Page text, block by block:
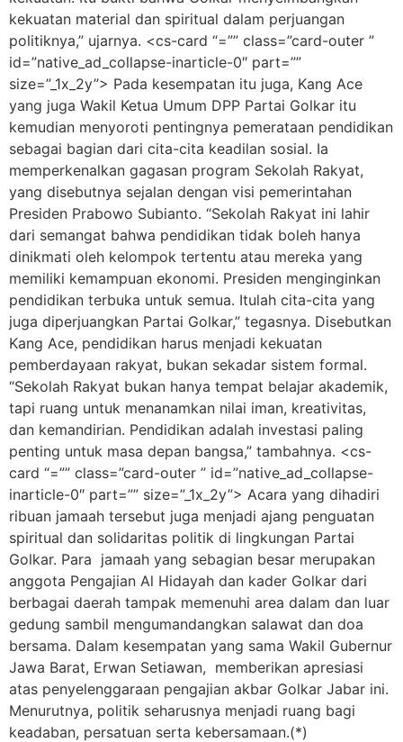
kekuatan material dan spiritual dalam perjuangan
politiknya,” ujarnya. <cs-card “=”” class=”card-outer ”
id=”native_ad_collapse-inarticle-0″ part=””
size=”_1x_2y”> Pada kesempatan itu juga, Kang Ace
yang juga Wakil Ketua Umum DPP Partai Golkar itu
kemudian menyoroti pentingnya pemerataan pendidikan
sebagai bagian dari cita-cita keadilan sosial. Ia
memperkenalkan gagasan program Sekolah Rakyat,
yang disebutnya sejalan dengan visi pemerintahan
Presiden Prabowo Subianto. “Sekolah Rakyat ini lahir
dari semangat bahwa pendidikan tidak boleh hanya
dinikmati oleh kelompok tertentu atau mereka yang
memiliki kemampuan ekonomi. Presiden menginginkan
pendidikan terbuka untuk semua. Itulah cita-cita yang
juga diperjuangkan Partai Golkar,” tegasnya. Disebutkan
Kang Ace, pendidikan harus menjadi kekuatan
pemberdayaan rakyat, bukan sekadar sistem formal.
“Sekolah Rakyat bukan hanya tempat belajar akademik,
tapi ruang untuk menanamkan nilai iman, kreativitas,
dan kemandirian. Pendidikan adalah investasi paling
penting untuk masa depan bangsa,” tambahnya. <cs-
card “=”” class=”card-outer ” id=”native_ad_collapse-
inarticle-0″ part=”” size=”_1x_2y”> Acara yang dihadiri
ribuan jamaah tersebut juga menjadi ajang penguatan
spiritual dan solidaritas politik di lingkungan Partai
Golkar. Para jamaah yang sebagian besar merupakan
anggota Pengajian Al Hidayah dan kader Golkar dari
berbagai daerah tampak memenuhi area dalam dan luar
gedung sambil mengumandangkan salawat dan doa
bersama. Dalam kesempatan yang sama Wakil Gubernur
Jawa Barat, Erwan Setiawan, memberikan apresiasi
atas penyelenggaraan pengajian akbar Golkar Jabar ini.
Menurutnya, politik seharusnya menjadi ruang bagi
keadaban, persatuan serta kebersamaan.(*)